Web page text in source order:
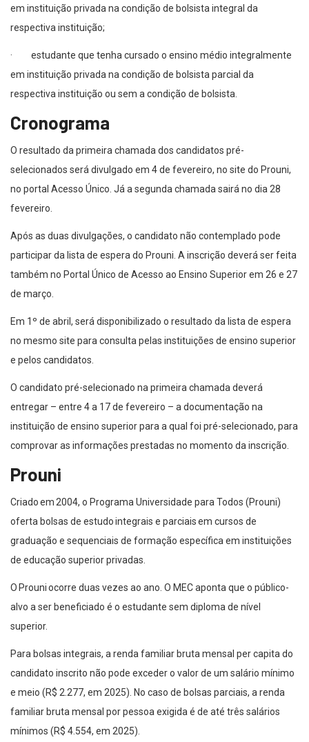
em instituição privada na condição de bolsista integral da
respectiva instituição;
· estudante que tenha cursado o ensino médio integralmente
em instituição privada na condição de bolsista parcial da
respectiva instituição ou sem a condição de bolsista.
Cronograma
O resultado da primeira chamada dos candidatos pré-
selecionados será divulgado em 4 de fevereiro, no site do Prouni,
no portal Acesso Único. Já a segunda chamada sairá no dia 28
fevereiro.
Após as duas divulgações, o candidato não contemplado pode
participar da lista de espera do Prouni. A inscrição deverá ser feita
também no Portal Único de Acesso ao Ensino Superior em 26 e 27
de março.
Em 1º de abril, será disponibilizado o resultado da lista de espera
no mesmo site para consulta pelas instituições de ensino superior
e pelos candidatos.
O candidato pré-selecionado na primeira chamada deverá
entregar – entre 4 a 17 de fevereiro – a documentação na
instituição de ensino superior para a qual foi pré-selecionado, para
comprovar as informações prestadas no momento da inscrição.
Prouni
Criado em 2004, o Programa Universidade para Todos (Prouni)
oferta bolsas de estudo integrais e parciais em cursos de
graduação e sequenciais de formação específica em instituições
de educação superior privadas.
O Prouni ocorre duas vezes ao ano. O MEC aponta que o público-
alvo a ser beneficiado é o estudante sem diploma de nível
superior.
Para bolsas integrais, a renda familiar bruta mensal per capita do
candidato inscrito não pode exceder o valor de um salário mínimo
e meio (R$ 2.277, em 2025). No caso de bolsas parciais, a renda
familiar bruta mensal por pessoa exigida é de até três salários
mínimos (R$ 4.554, em 2025).